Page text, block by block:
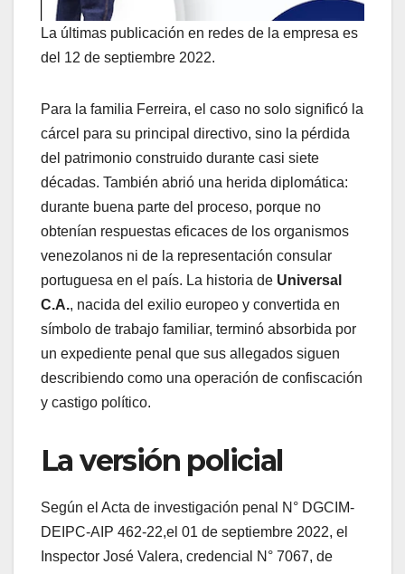
La últimas publicación en redes de la empresa es
del 12 de septiembre 2022.
Para la familia Ferreira, el caso no solo significó la
cárcel para su principal directivo, sino la pérdida
del patrimonio construido durante casi siete
décadas. También abrió una herida diplomática:
durante buena parte del proceso, porque no
obtenían respuestas eficaces de los organismos
venezolanos ni de la representación consular
portuguesa en el país. La historia de Universal
C.A., nacida del exilio europeo y convertida en
símbolo de trabajo familiar, terminó absorbida por
un expediente penal que sus allegados siguen
describiendo como una operación de confiscación
y castigo político.
La versión policial
Según el Acta de investigación penal N° DGCIM-
DEIPC-AIP 462-22,el 01 de septiembre 2022, el
Inspector José Valera, credencial N° 7067, de